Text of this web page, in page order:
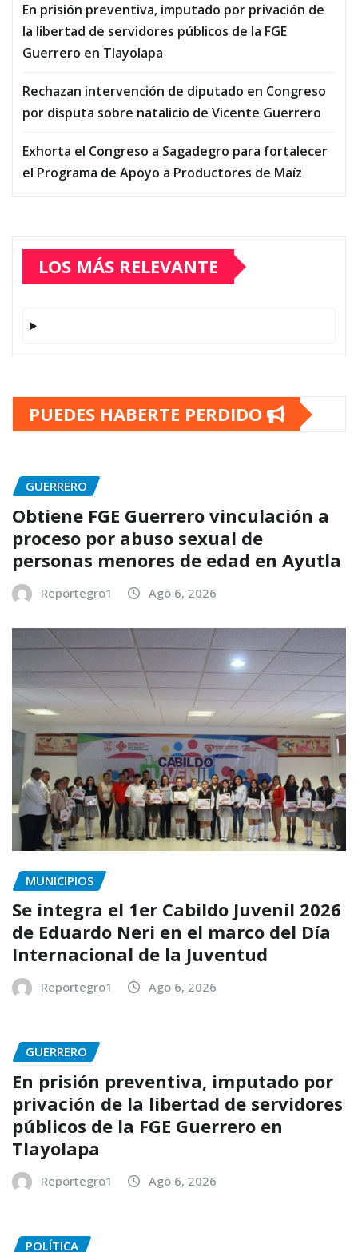
En prisión preventiva, imputado por privación de
la libertad de servidores públicos de la FGE
Guerrero en Tlayolapa
Rechazan intervención de diputado en Congreso
por disputa sobre natalicio de Vicente Guerrero
Exhorta el Congreso a Sagadegro para fortalecer
el Programa de Apoyo a Productores de Maíz
LOS MÁS RELEVANTE
PUEDES HABERTE PERDIDO
GUERRERO
Obtiene FGE Guerrero vinculación a
proceso por abuso sexual de
personas menores de edad en Ayutla
Reportegro1 Ago 6, 2026
MUNICIPIOS
Se integra el 1er Cabildo Juvenil 2026
de Eduardo Neri en el marco del Día
Internacional de la Juventud
Reportegro1 Ago 6, 2026
GUERRERO
En prisión preventiva, imputado por
privación de la libertad de servidores
públicos de la FGE Guerrero en
Tlayolapa
Reportegro1 Ago 6, 2026
POLÍTICA